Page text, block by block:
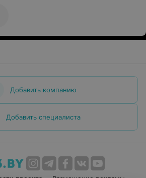
врач назначила
из кабинета сделали
уколы под наблюдением
мед.персоналу,кто оказывал
лечение и подробное
Добавить компанию
Добавить специалиста